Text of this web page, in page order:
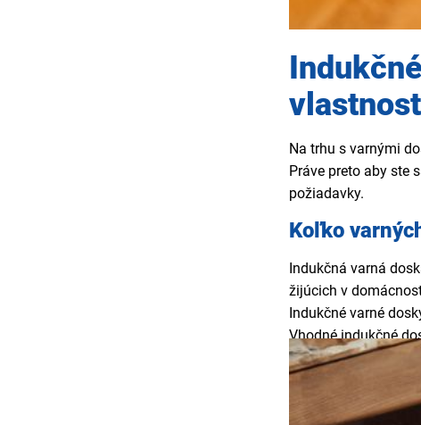
Na trhu s varnými
Práve preto aby ste
požiadavky.
Koľko
Indukčná varná
žijúcich v
Indukčné varné
Vhodné indukčné
Pokiaľ však varíte
platničkami
Indukčné dosky sa